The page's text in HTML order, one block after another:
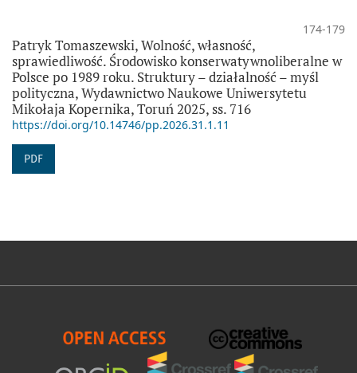
174-179
Patryk Tomaszewski, Wolność, własność,
sprawiedliwość. Środowisko konserwatywnoliberalne w
Polsce po 1989 roku. Struktury – działalność – myśl
polityczna, Wydawnictwo Naukowe Uniwersytetu
Mikołaja Kopernika, Toruń 2025, ss. 716
https://doi.org/10.14746/pp.2026.31.1.11
PDF